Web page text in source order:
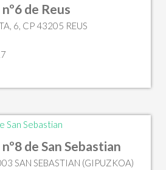
de Reus
6, CP 43205 REUS
de San Sebastian
SAN SEBASTIAN (GIPUZKOA)